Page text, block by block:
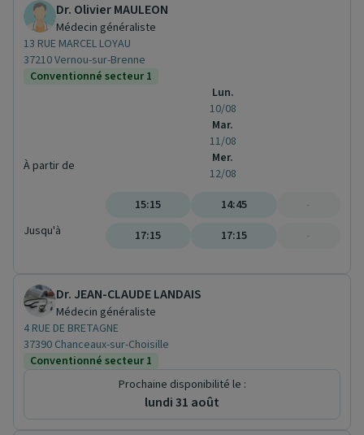
Dr. Olivier MAULEON
Médecin généraliste
13 RUE MARCEL LOYAU
37210 Vernou-sur-Brenne
Conventionné secteur 1
À partir de
Jusqu'à
Lun.
10/08
Mar.
11/08
Mer.
12/08
15:15
17:15
14:45
17:15
-
-
Dr. JEAN-CLAUDE LANDAIS
Médecin généraliste
4 RUE DE BRETAGNE
37390 Chanceaux-sur-Choisille
Conventionné secteur 1
Prochaine disponibilité le :
lundi 31 août